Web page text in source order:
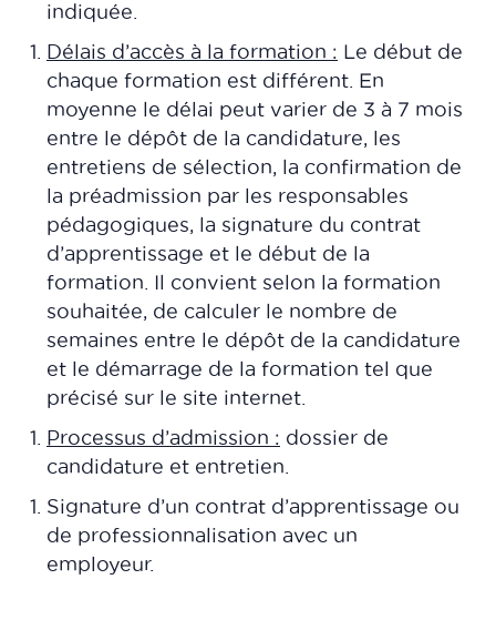
indiquée.
Délais d’accès à la formation : Le début de
chaque formation est différent. En
moyenne le délai peut varier de 3 à 7 mois
entre le dépôt de la candidature, les
entretiens de sélection, la confirmation de
la préadmission par les responsables
pédagogiques, la signature du contrat
d’apprentissage et le début de la
formation. Il convient selon la formation
souhaitée, de calculer le nombre de
semaines entre le dépôt de la candidature
et le démarrage de la formation tel que
précisé sur le site internet.
Processus d’admission : dossier de
candidature et entretien.
Signature d’un contrat d’apprentissage ou
de professionnalisation avec un
employeur.